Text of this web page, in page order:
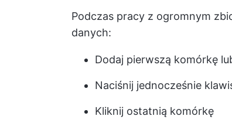
Podczas pracy z ogromnym
danych:
Dodaj pierwszą komórkę
Naciśnij jednocześnie
Kliknij ostatnią komórkę